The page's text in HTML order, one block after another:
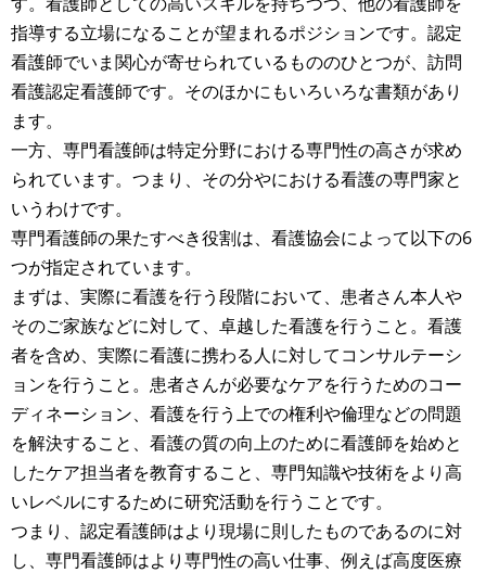
指導する立場になることが望まれるポジションです。認定
看護師でいま関心が寄せられているもののひとつが、訪問
看護認定看護師です。そのほかにもいろいろな書類があり
ます。
一方、専門看護師は特定分野における専門性の高さが求め
られています。つまり、その分やにおける看護の専門家と
いうわけです。
専門看護師の果たすべき役割は、看護協会によって以下の6
つが指定されています。
まずは、実際に看護を行う段階において、患者さん本人や
そのご家族などに対して、卓越した看護を行うこと。看護
者を含め、実際に看護に携わる人に対してコンサルテーシ
ョンを行うこと。患者さんが必要なケアを行うためのコー
ディネーション、看護を行う上での権利や倫理などの問題
を解決すること、看護の質の向上のために看護師を始めと
したケア担当者を教育すること、専門知識や技術をより高
いレベルにするために研究活動を行うことです。
つまり、認定看護師はより現場に則したものであるのに対
し、専門看護師はより専門性の高い仕事、例えば高度医療